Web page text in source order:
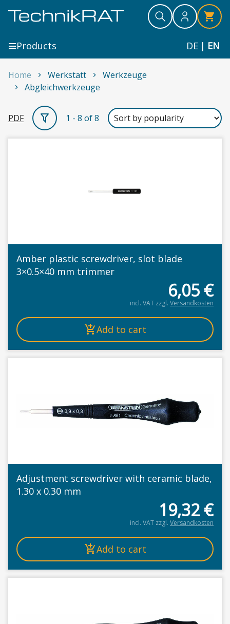
Search
Search
Search
DE | EN
Products
Home Werkstatt
Werkzeuge
Abgleichwerkzeuge
Abgleichwerkzeuge
PDF 1 - 8 of 8
Amber plastic screwdriver, slot blade
3×0.5×40 mm trimmer
6,05 €
incl. VAT zzgl. Versandkosten
Add to cart
Adjustment screwdriver with ceramic blade,
1.30 x 0.30 mm
19,32€
incl. VAT zzgl. Versandkosten
Add to cart